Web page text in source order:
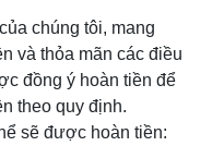
chúng tôi, mang
và thỏa mãn các điều
đồng ý hoàn tiền để
theo quy định.
sẽ được hoàn tiền: